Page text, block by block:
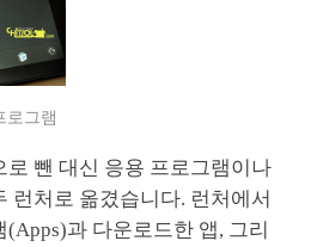
로그램
로 뺀 대신 응용 프로그램이나
런처로 옮겼습니다. 런처에서
과 다운로드한 앱, 그리